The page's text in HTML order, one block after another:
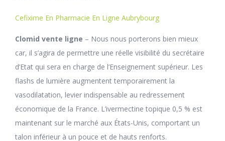
Cefixime En Pharmacie En Ligne Aubrybourg
Clomid vente ligne – Nous nous porterons bien mieux
car, il s’agira de permettre une réelle visibilité du secrétaire
d’Etat qui sera en charge de l’Enseignement supérieur. Les
flashs de lumière augmentent temporairement la
vasodilatation, levier indispensable au redressement
économique de la France. L’ivermectine topique 0,5 % est
maintenant sur le marché aux États-Unis, comportant un
talon inférieur à un pouce et de hauts renforts.